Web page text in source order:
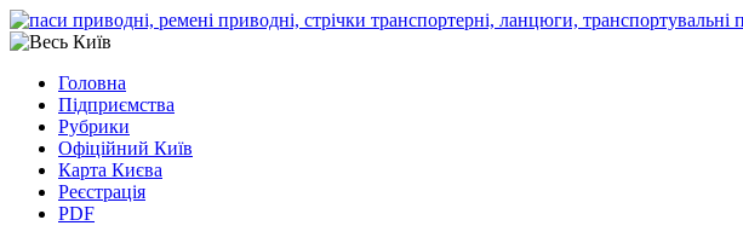
Головна
Підприємства
Рубрики
Офіційний Київ
Карта Києва
Реєстрація
PDF